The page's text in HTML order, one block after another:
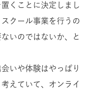
くことに決定しまし
クール事業を行うの
いのではないか、と
いや体験はやっぱり
えていて、オンライ